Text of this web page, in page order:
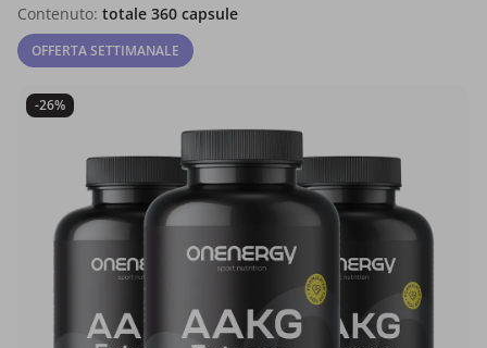
Contenuto: totale 360 capsule
OFFERTA SETTIMANALE
-26%